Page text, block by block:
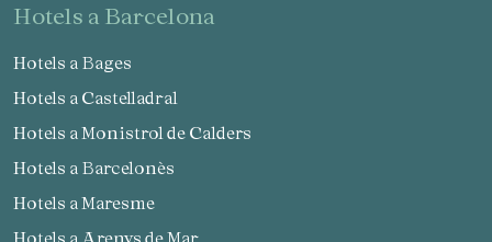
hotels a Barcelona
Hotels a Bages
Hotels a Castelladral
Hotels a Monistrol de Calders
Hotels a Barcelonès
Hotels a Maresme
Hotels a Arenys de Mar